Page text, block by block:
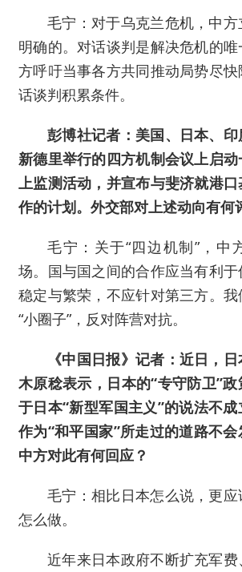
毛宁：对于乌克兰危机，中方
明确的。对话谈判是解决危机的
方呼吁当事各方共同推动局势尽
话谈判积累条件。
彭博社记者：美国、日本、
新德里举行的四方机制会议上启
上监测活动，并宣布与斐济就港
作的计划。外交部对上述动向有何
毛宁：关于“四边机制”，中
场。国与国之间的合作应当有利于
稳定与繁荣，不应针对第三方。
“小圈子”，反对阵营对抗。
《中国日报》记者：近日，
木原稔表示，日本的“专守防卫”
于日本“新型军国主义”的说法不
作为“和平国家”所走过的道路不
中方对此有何回应？
毛宁：相比日本怎么说，更
怎么做。
近年来日本政府不断扩充军